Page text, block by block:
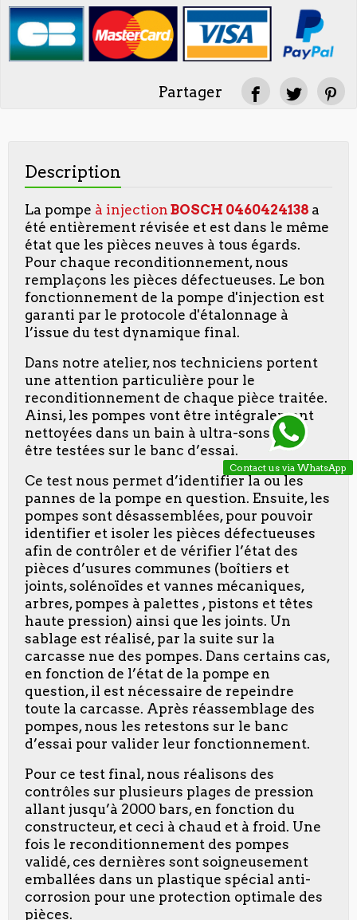
Partager
Description
La pompe à injection BOSCH 0460424138 a
été entièrement révisée et est dans le même
état que les pièces neuves à tous égards.
Pour chaque reconditionnement, nous
remplaçons les pièces défectueuses. Le bon
fonctionnement de la pompe d'injection est
garanti par le protocole d'étalonnage à
l’issue du test dynamique final.
Dans notre atelier, nos techniciens portent
une attention particulière pour le
reconditionnement de chaque pièce traitée.
Ainsi, les pompes vont être intégralement
nettoyées dans un bain à ultra-sons pour
être testées sur le banc d’essai.
Ce test nous permet d’identifier la ou les
pannes de la pompe en question. Ensuite, les
pompes sont désassemblées, pour pouvoir
identifier et isoler les pièces défectueuses
afin de contrôler et de vérifier l’état des
pièces d’usures communes (boîtiers et
joints, solénoïdes et vannes mécaniques,
arbres, pompes à palettes , pistons et têtes
haute pression) ainsi que les joints. Un
sablage est réalisé, par la suite sur la
carcasse nue des pompes. Dans certains cas,
en fonction de l’état de la pompe en
question, il est nécessaire de repeindre
toute la carcasse. Après réassemblage des
pompes, nous les retestons sur le banc
d’essai pour valider leur fonctionnement.
Pour ce test final, nous réalisons des
contrôles sur plusieurs plages de pression
allant jusqu’à 2000 bars, en fonction du
constructeur, et ceci à chaud et à froid. Une
fois le reconditionnement des pompes
validé, ces dernières sont soigneusement
emballées dans un plastique spécial anti-
corrosion pour une protection optimale des
pièces.
Contact us via WhatsApp